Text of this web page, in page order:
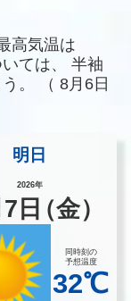
高気温は
ては、
半袖
。
（ 8月6日
明日
2026年
7 日（金）
同時刻の
予想温度
32℃